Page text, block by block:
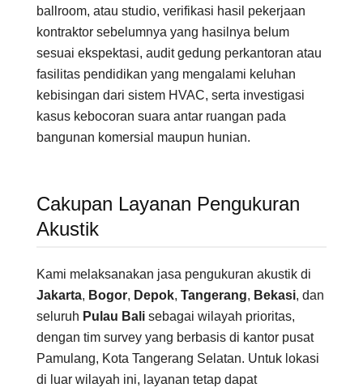
ballroom, atau studio, verifikasi hasil pekerjaan
kontraktor sebelumnya yang hasilnya belum
sesuai ekspektasi, audit gedung perkantoran atau
fasilitas pendidikan yang mengalami keluhan
kebisingan dari sistem HVAC, serta investigasi
kasus kebocoran suara antar ruangan pada
bangunan komersial maupun hunian.
Cakupan Layanan Pengukuran
Akustik
Kami melaksanakan jasa pengukuran akustik di
Jakarta, Bogor, Depok, Tangerang, Bekasi, dan
seluruh Pulau Bali sebagai wilayah prioritas,
dengan tim survey yang berbasis di kantor pusat
Pamulang, Kota Tangerang Selatan. Untuk lokasi
di luar wilayah ini, layanan tetap dapat